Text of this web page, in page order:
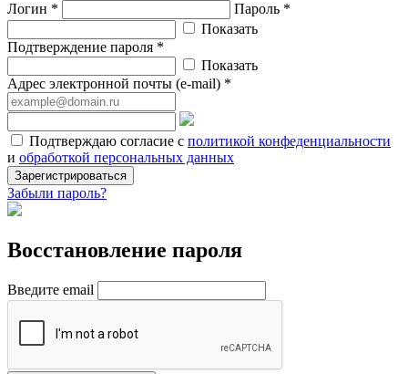
Логин *
Пароль *
Показать
Подтверждение пароля *
Показать
Адрес электронной почты (e-mail) *
Подтверждаю согласие с политикой конфеденциальности
и обработкой персональных данных
Зарегистрироваться
Забыли пароль?
Восстановление пароля
Введите email